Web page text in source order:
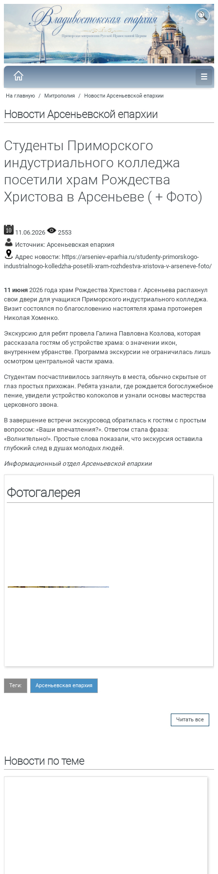
На главную / Митрополия / Новости Арсеньевской епархии
Новости Арсеньевской епархии
Студенты Приморского
индустриального колледжа
посетили храм Рождества
Христова в Арсеньеве ( + Фото)
11.06.2026
2553
Источник: Арсеньевская епархия
Адрес новости: https://arseniev-eparhia.ru/studenty-primorskogo-
industrialnogo-kolledzha-posetili-xram-rozhdestva-xristova-v-arseneve-foto/
11 июня 2026 года храм Рождества Христова г. Арсеньева распахнул
свои двери для учащихся Приморского индустриального колледжа.
Визит состоялся по благословению настоятеля храма протоиерея
Николая Хоменко.
Экскурсию для ребят провела Галина Павловна Козлова, которая
рассказала гостям об устройстве храма: о значении икон,
внутреннем убранстве. Программа экскурсии не ограничилась лишь
осмотром центральной части храма.
Студентам посчастливилось заглянуть в места, обычно скрытые от
глаз простых прихожан. Ребята узнали, где рождается богослужебное
пение, увидели устройство колоколов и узнали основы мастерства
церковного звона.
В завершение встречи экскурсовод обратилась к гостям с простым
вопросом: «Ваши впечатления?». Ответом стала фраза:
«Волнительно!». Простые слова показали, что экскурсия оставила
глубокий след в душах молодых людей.
Информационный отдел Арсеньевской епархии
Фотогалерея
Теги: Арсеньевская епархия
Читать все
Новости по теме